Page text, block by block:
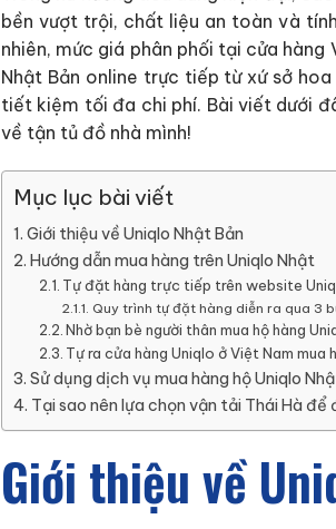
bền vượt trội, chất liệu an toàn và
nhiên, mức giá phân phối tại cửa
Nhật Bản online trực tiếp từ xứ sở
tiết kiệm tối đa chi phí. Bài viết dưới
về tận tủ đồ nhà mình!
Mục lục bài viết
Giới thiệu về Uniqlo Nhật Bản
Hướng dẫn mua hàng trên Uniqlo Nhật
Tự đặt hàng trực tiếp trên website
Quy trình tự đặt hàng diễn ra qua 3
Nhờ bạn bè người thân mua hộ hàng
Tự ra cửa hàng Uniqlo ở Việt Nam mua
Sử dụng dịch vụ mua hàng hộ Uniqlo
Tại sao nên lựa chọn vận tải Thái Hà để
Giới thiệu về